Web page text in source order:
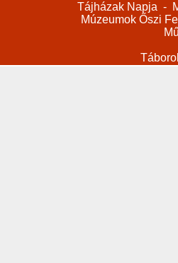
Tájházak Napja -
Múzeumok Őszi